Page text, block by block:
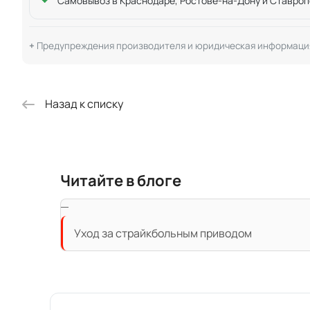
Предупреждения производителя и юридическая
Назад к списку
Читайте в блоге
Уход за страйкбольным приводом